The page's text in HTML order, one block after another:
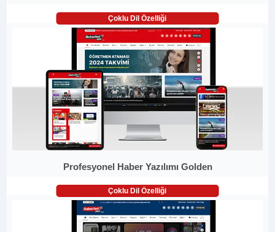
Çoklu Dil Özelliği
Profesyonel Haber Yazılımı Golden
Çoklu Dil Özelliği